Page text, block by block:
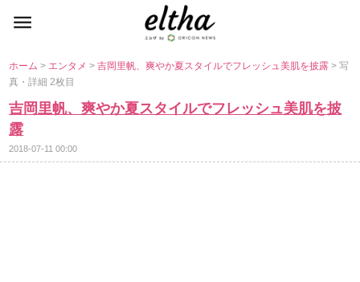
ホーム> エンタメ>吉岡里帆、爽やか夏スタイルでフレッシュ美肌を披露> 写
真・詳細 2枚目
吉岡里帆、爽やか夏スタイルでフレッシュ美肌を披
露
2018-07-11 00:00